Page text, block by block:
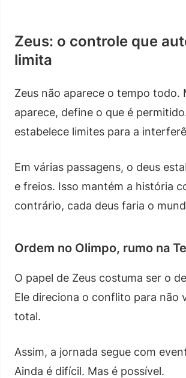
Zeus: o controle que
limita
Zeus não aparece o tempo todo.
aparece, define o que é
estabelece limites para a
Em várias passagens, o deus
e freios. Isso mantém a história
contrário, cada deus faria o
Ordem no Olimpo, rumo na
O papel de Zeus costuma ser o
Ele direciona o conflito para não
total.
Assim, a jornada segue com
Ainda é difícil. Mas é possível.